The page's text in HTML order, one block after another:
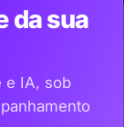
da sua
e IA, sob